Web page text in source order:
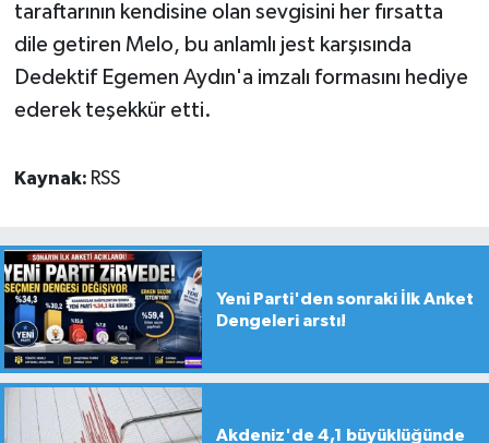
taraftarının kendisine olan sevgisini her fırsatta
dile getiren Melo, bu anlamlı jest karşısında
Dedektif Egemen Aydın'a imzalı formasını hediye
ederek teşekkür etti.
Kaynak: RSS
Yeni Parti'den sonraki İlk Anket
Dengeleri arstı!
Akdeniz'de 4,1 büyüklüğünde